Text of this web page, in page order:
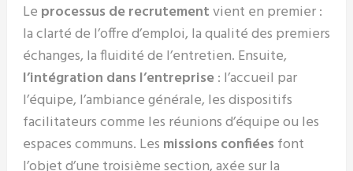
Le processus de recrutementvient en premier :
la clarté de l’offre d’emploi, la qualité des premiers
échanges, la fluidité de l’entretien. Ensuite,
l’intégration dans l’entreprise: l’accueil par
l’équipe, l’ambiance générale, les dispositifs
facilitateurs comme les réunions d’équipe ou les
espaces communs. Les missions confiées font